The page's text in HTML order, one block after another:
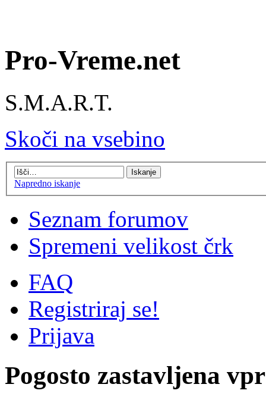
Pro-Vreme.net
S.M.A.R.T.
Skoči na vsebino
Napredno iskanje
Seznam forumov
Spremeni velikost črk
FAQ
Registriraj se!
Prijava
Pogosto zastavljena